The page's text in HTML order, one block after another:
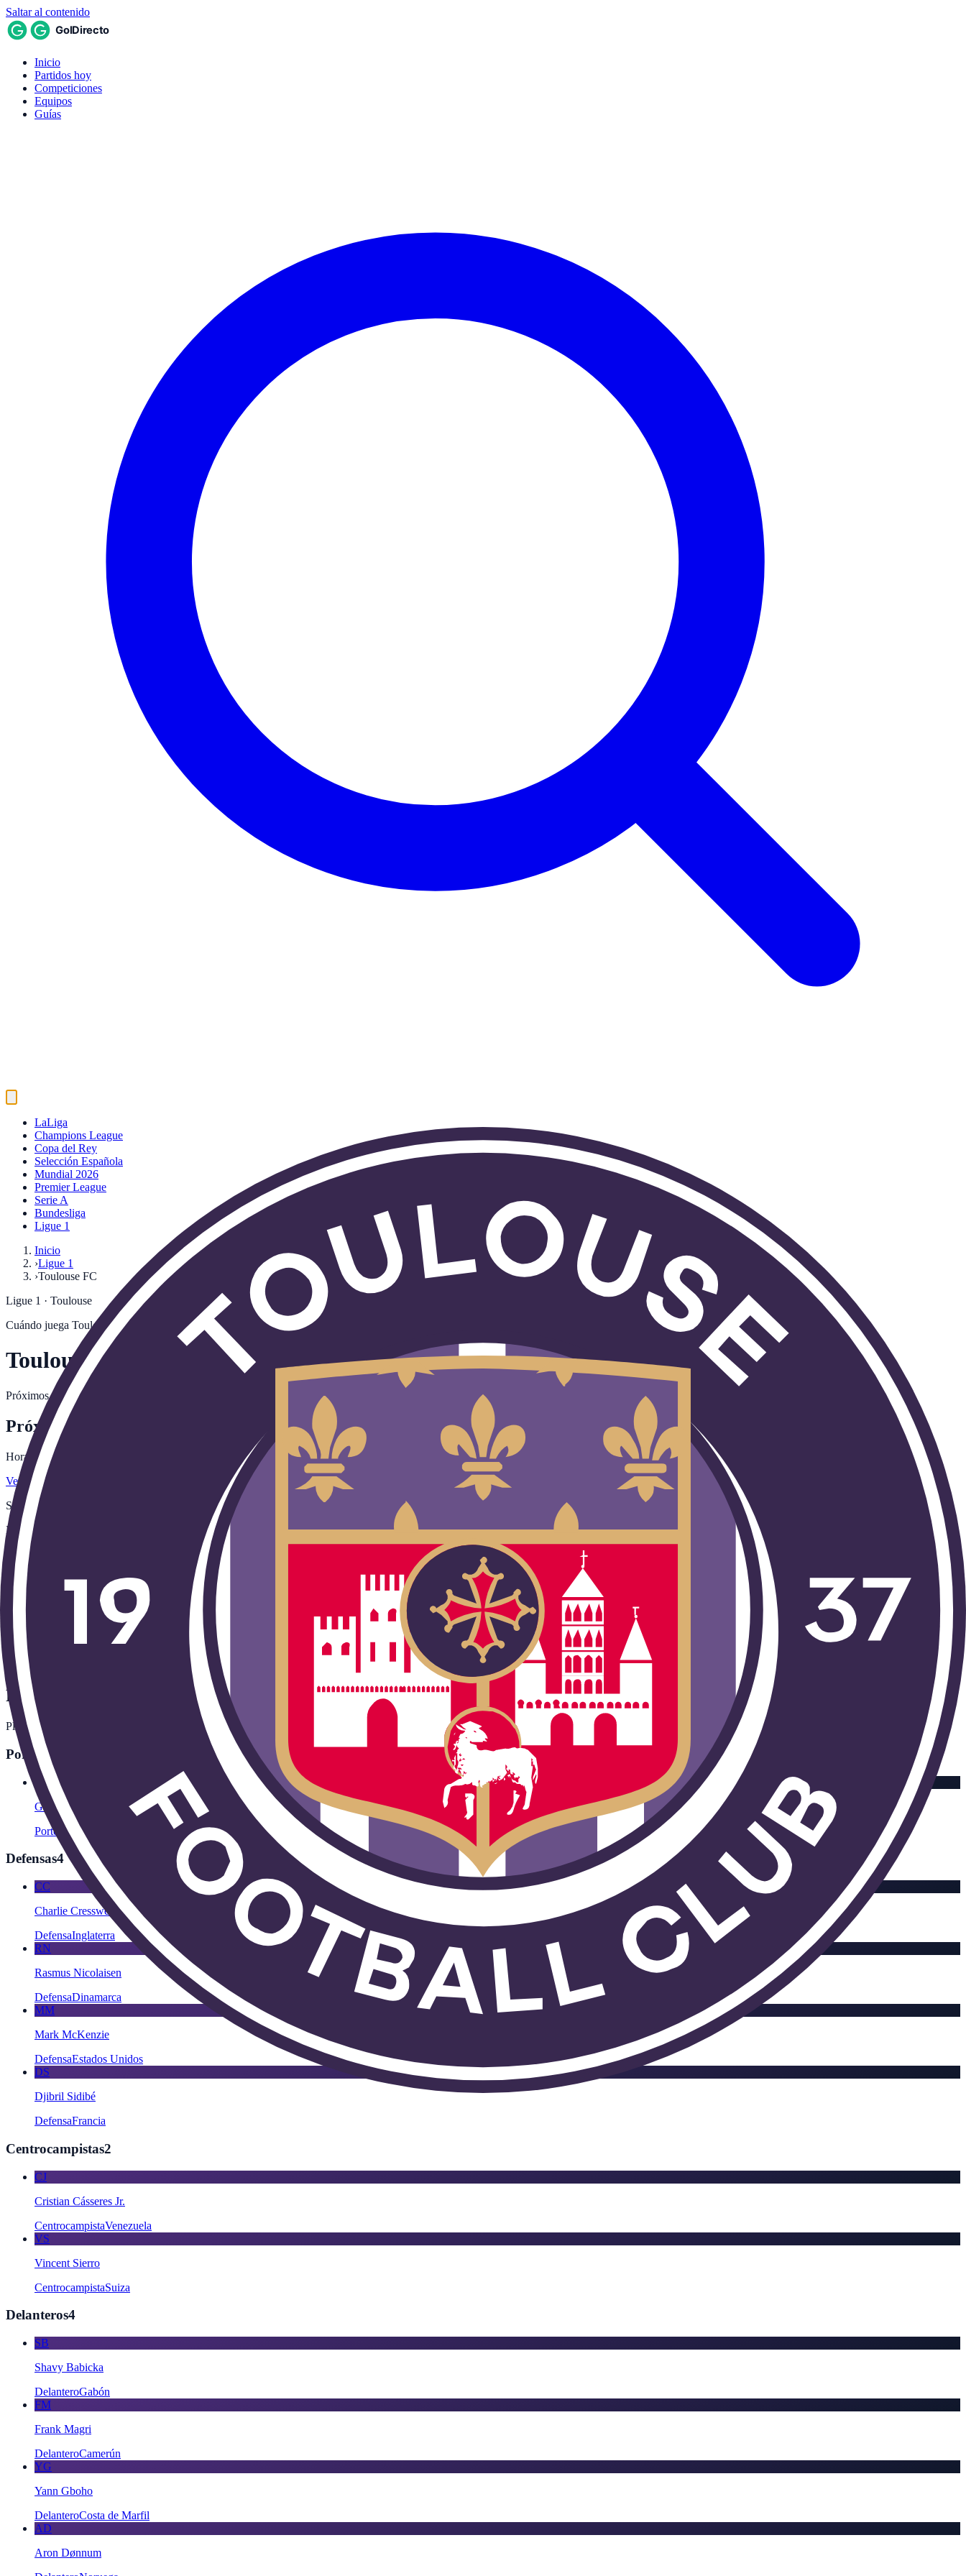
Saltar al contenido
Inicio
Partidos hoy
Competiciones
Equipos
Guías
LaLiga
Champions League
Copa del Rey
Selección Española
Mundial 2026
Premier League
Serie A
Bundesliga
Ligue 1
Inicio
›Ligue 1
›Toulouse FC
Ligue 1 · Toulouse
Cuándo juega Toulouse
Toulouse FC
Próximos partidos del Toulouse en la temporada 2026-27: horarios, canales y dónde verlos en directo. Actualizado al minuto.
Próximos partidos
Horarios en hora peninsular. Canales actualizados al minuto.
Ver toda la jornada →
Sin partidos confirmados del
para la próxima jornada.
Consulta el calendario completo.
Ligue 1 · Francia
Toulouse FC: estadio, palmarés y dónde verlo en España
Toulouse FC es el club de Toulouse, en Francia, que compite en la Ligue 1. El Toulouse es uno de los clubes de la Ligue 1, la primera división de Francia. Disputa sus partidos como local en su estadio de
Toulouse.
El Toulouse pelea cada temporada por clasificarse para las competiciones europeas a través de su posición en la Ligue 1.
En España, los partidos del Toulouse en competición europea —Champions League, Europa League o Conference League— suelen seguirse en Movistar Plus+; la Ligue 1 no cuenta con emisión regular en
abierto. Esta página recoge los próximos partidos confirmados del Toulouse, con la fecha, la hora peninsular (Europe/Madrid) y el canal asignado en cuanto se programan.
Plantilla
Plantilla del para la temporada en curso, agrupada por posición.
Porteros
GR
Guillaume Restes
PorteroFrancia
Defensas4
CC
Charlie Cresswell
DefensaInglaterra
RN
Rasmus Nicolaisen
DefensaDinamarca
MM
Mark McKenzie
DefensaEstados Unidos
DS
Djibril Sidibé
DefensaFrancia
Centrocampistas2
CJ
Cristian Cásseres Jr.
CentrocampistaVenezuela
VS
Vincent Sierro
CentrocampistaSuiza
Delanteros4
SB
Shavy Babicka
DelanteroGabón
FM
Frank Magri
DelanteroCamerún
YG
Yann Gboho
DelanteroCosta de Marfil
AD
Aron Dønnum